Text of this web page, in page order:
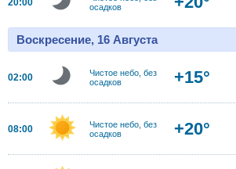
осадков
Воскресение, 16 Августа
02:00
Чистое небо, без
осадков
+15°
08:00
Чистое небо, без
осадков
+20°